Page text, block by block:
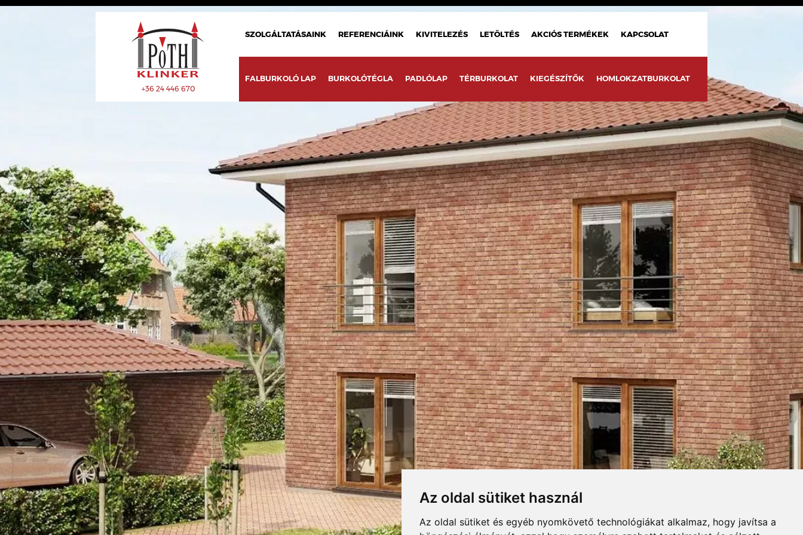
Az oldal sütiket használ
Az oldal sütiket és egyéb nyomkövető technológiákat alkalmaz, hogy javítsa a
+36 24 446 670
SZOLGÁLTATÁSAINK REFERENCIÁINK KIVITELEZÉS LETÖLTÉS AKCIÓS TERMÉKEK KAPCSOLAT
FALBURKOLÓ LAP BURKOLÓTÉGLA PADLÓLAP TÉRBURKOLAT KIEGÉSZÍTŐK HOMLOKZATBURKOLAT
ÚJDONSÁG
DETROIT COPPER BROWN BURKOLAT
Összecsuk
JELLEMZŐK MÉRETEK,CSOMAGOLÁS LETÖLTÉSEK FUGASZINEK
TELJES NÉV Detroit copper brown
TÍPUSKÓD Copper brown 642
SOROZAT Giga-Line
KIEGÉSZÍTŐK
CSÚSZÁSGÁTLÁS R10
KOPÁSÁLLÓSÁG IV. kategória
LEÍRÁS
Középbarna színvilágú, nyers fémlemez mintázatú, nagyméretű (óriás) padlóburkoló és falburkoló kerámialap. Modern, trendi burkolólap a
legfrissebb építészeti irányzat jegyében.
MÉRETEK DOBOZOLÁS
TÖMEG
INTERBAU DETROIT
PROSPEKTUS
Letöltés